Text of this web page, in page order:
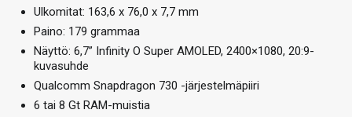
Ulkomitat: 163,6 x 76,0 x 7,7 mm
Paino: 179 grammaa
Näyttö: 6,7” Infinity O Super AMOLED, 2400×1080, 20:9-
kuvasuhde
Qualcomm Snapdragon 730 -järjestelmäpiiri
6 tai 8 Gt RAM-muistia